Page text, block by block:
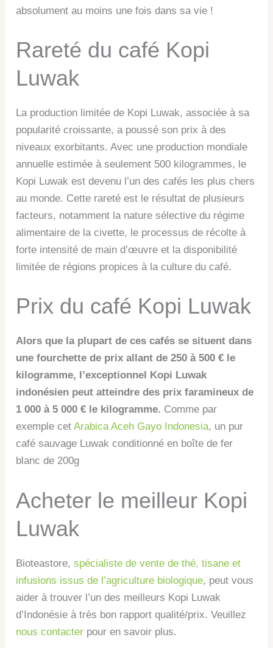
absolument au moins une fois dans sa vie !
Rareté du café Kopi
Luwak
La production limitée de Kopi Luwak, associée à sa
popularité croissante, a poussé son prix à des
niveaux exorbitants. Avec une production mondiale
annuelle estimée à seulement 500 kilogrammes, le
Kopi Luwak est devenu l’un des cafés les plus chers
au monde. Cette rareté est le résultat de plusieurs
facteurs, notamment la nature sélective du régime
alimentaire de la civette, le processus de récolte à
forte intensité de main d’œuvre et la disponibilité
limitée de régions propices à la culture du café.
Prix du café Kopi Luwak
Alors que la plupart de ces cafés se situent dans
une fourchette de prix allant de 250 à 500 € le
kilogramme, l’exceptionnel Kopi Luwak
indonésien peut atteindre des prix faramineux de
1 000 à 5 000 € le kilogramme. Comme par
exemple cetArabica Aceh Gayo Indonesia, un pur
café sauvage Luwak conditionné en boîte de fer
blanc de 200g
Acheter le meilleur Kopi
Luwak
Bioteastore,spécialiste de vente de thé, tisane et
infusions issus de l’agriculture biologique, peut vous
aider à trouver l’un des meilleurs Kopi Luwak
d’Indonésie à très bon rapport qualité/prix. Veuillez
nous contacter pour en savoir plus.